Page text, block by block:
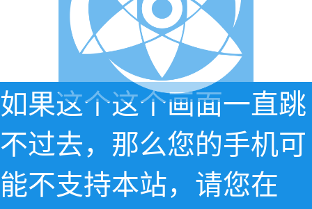
如果这个这个画面一直跳
不过去，那么您的手机可
能不支持本站，请您在